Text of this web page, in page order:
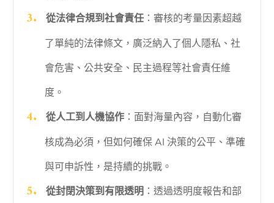
從法律合規到社會責任：審核的考量因素超越
了單純的法律條文，廣泛納入了個人隱私、社
會危害、公共安全、民主過程等社會責任維
度。
從人工到人機協作：面對海量內容，自動化審
核成為必須，但如何確保 AI 決策的公平、準確
與可申訴性，是持續的挑戰。
從封閉決策到有限透明 ：透過透明度報告和部